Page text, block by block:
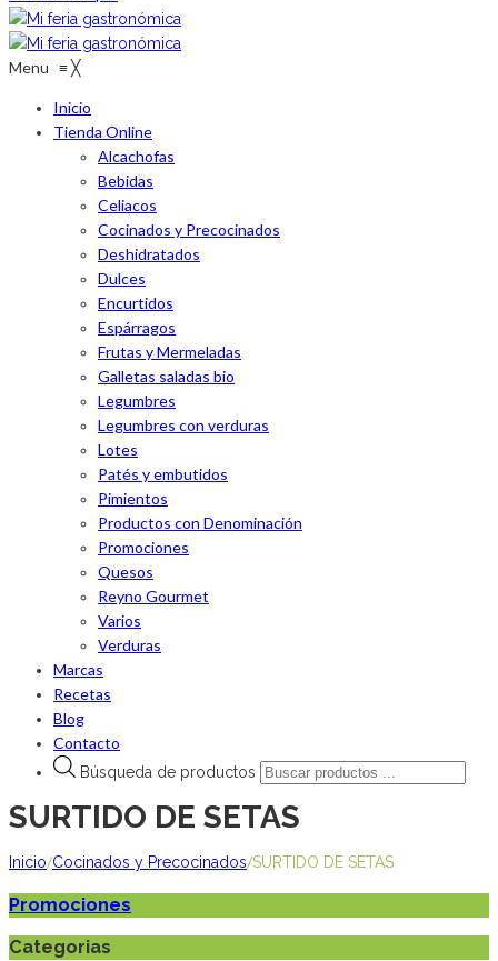
Menu ≡╳
Inicio
Tienda Online
Alcachofas
Bebidas
Celiacos
Cocinados y Precocinados
Deshidratados
Dulces
Encurtidos
Espárragos
Frutas y Mermeladas
Galletas saladas bio
Legumbres
Legumbres con verduras
Lotes
Patés y embutidos
Pimientos
Productos con Denominación
Promociones
Quesos
Reyno Gourmet
Varios
Verduras
Marcas
Recetas
Blog
Contacto
Búsqueda de productos
SURTIDO DE SETAS
Inicio/Cocinados y Precocinados/SURTIDO DE SETAS
Promociones
Categorias